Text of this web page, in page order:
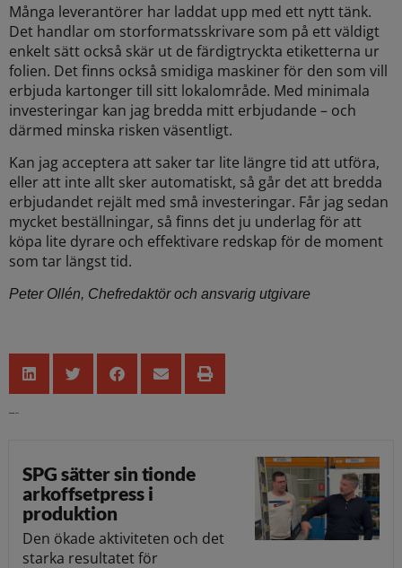
Många leverantörer har laddat upp med ett nytt tänk.
Det handlar om storformatsskrivare som på ett väldigt
enkelt sätt också skär ut de färdigtryckta etiketterna ur
folien. Det finns också smidiga maskiner för den som vill
erbjuda kartonger till sitt lokalområde. Med minimala
investeringar kan jag bredda mitt erbjudande – och
därmed minska risken väsentligt.
Kan jag acceptera att saker tar lite längre tid att utföra,
eller att inte allt sker automatiskt, så går det att bredda
erbjudandet rejält med små investeringar. Får jag sedan
mycket beställningar, så finns det ju underlag för att
köpa lite dyrare och effektivare redskap för de moment
som tar längst tid.
Peter Ollén, Chefredaktör och ansvarig utgivare
SPG sätter sin tionde
arkoffsetpress i
produktion
Den ökade aktiviteten och det
starka resultatet för